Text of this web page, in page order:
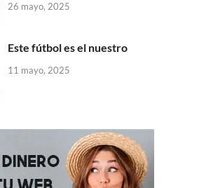
26 mayo, 2025
Este fútbol es el nuestro
11 mayo, 2025